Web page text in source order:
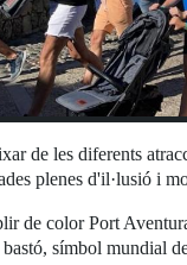
de les diferents
plenes d'il·lusió i
de color Port
símbol mundial